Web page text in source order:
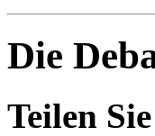
Die
Teilen